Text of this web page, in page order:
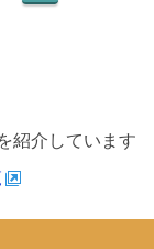
紹介しています